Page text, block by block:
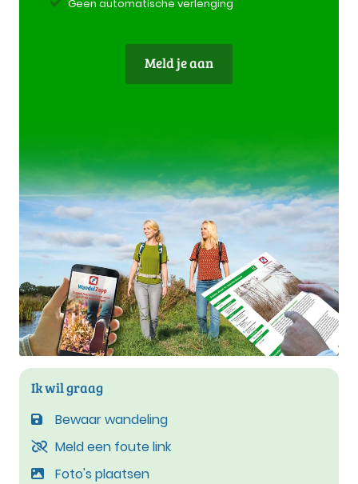
Geen automatische verlenging
Meld je aan
Ik wil graag
Bewaar wandeling
Meld een foute link
Foto's plaatsen